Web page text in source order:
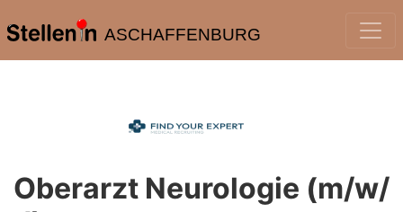
ASCHAFFENBURG
Oberarzt Neurologie (m/w/